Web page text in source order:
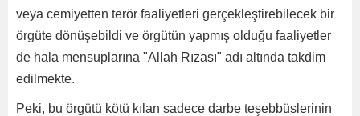
veya cemiyetten terör faaliyetleri gerçekleştirebilecek bir
örgüte dönüşebildi ve örgütün yapmış olduğu faaliyetler
de hala mensuplarına "Allah Rızası" adı altında takdim
edilmekte.
Peki, bu örgütü kötü kılan sadece darbe teşebbüslerinin